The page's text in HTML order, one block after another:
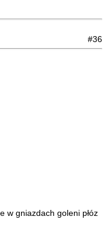
#36
w gniazdach goleni płóz